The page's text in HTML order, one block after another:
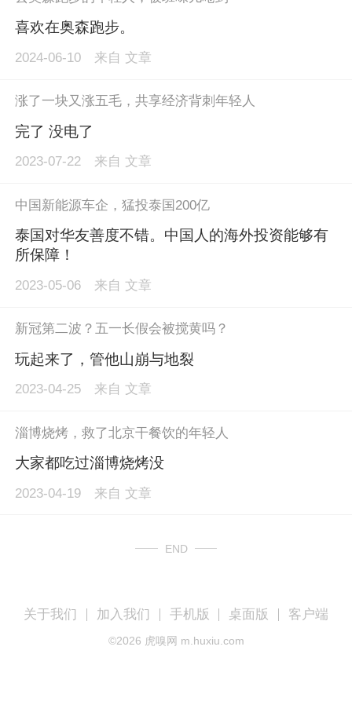
喜欢在奥森跑步。
2024-06-10 来自 文章
涨了一块又涨五毛，共享经济背刺年轻人
完了 没电了
2023-07-22 来自 文章
中国新能源车企，猛投泰国200亿
泰国对华友善度不错。中国人的海外投资能够有
所保障！
2023-05-06 来自 文章
新冠第二波？五一长假会被搅黄吗？
玩起来了，管他山崩与地裂
2023-04-25 来自 文章
淄博烧烤，救了北京干餐饮的年轻人
大家都吃过淄博烧烤没
2023-04-19 来自 文章
END
关于我们 加入我们 手机版 桌面版 客户端
©2026 虎嗅网 m.huxiu.com